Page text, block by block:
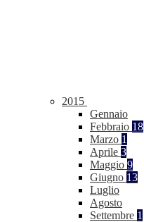
2015
Gennaio
Febbraio 18
Marzo 1
Aprile 3
Maggio 9
Giugno 13
Luglio
Agosto
Settembre 1